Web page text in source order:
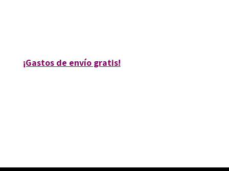
¡Gastos de envío gratis!